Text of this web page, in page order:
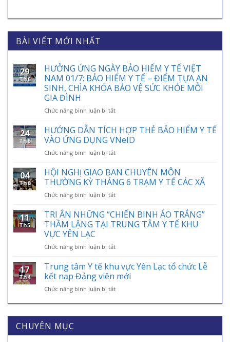
BÀI VIẾT MỚI NHẤT
29
Th6
HƯỞNG ỨNG NGÀY BẢO HIỂM Y TẾ VIỆT
NAM 01/7: BẢO HIỂM Y TẾ – ĐIỂM TỰA AN
SINH, CHÌA KHÓA BẢO VỆ SỨC KHỎE MỖI
GIA ĐÌNH
Chức năng bình luận bị tắtở
ỨNG
NGÀY
BẢO
HIỂM
TẾ
VIỆT
01/7:
HIỂM
Y
ĐIỂM
AN
SINH,
KHÓA
BẢO
MỖI
24
Th6
HƯỚNG DẪN TÍCH HỢP THẺ BẢO HIỂM Y TẾ
VÀO ỨNG DỤNG VNeID
Chức năng bình luận bị tắtở
DẪN
TÍCH
HỢP
THẺ
HIỂM
Y
ỨNG
VNeID
04
Th6
HỘI NGHỊ GIAO BAN CHUYÊN MÔN
THƯỜNG KỲ THÁNG 6 TRẠM Y TẾ CÁC XÃ
Chức năng bình luận bị tắtở
NGHỊ
GIAO
BAN
MÔN
KỲ
THÁNG
6
TRẠM
CÁC
11
Th5
TRI ÂN NHỮNG “CHIẾN BINH ÁO TRẮNG”
THẦM LẶNG TẠI TRUNG TÂM Y TẾ KHU
VỰC YÊN LẠC
Chức năng bình luận bị tắtở
ÂN
NHỮNG
“CHIẾN
BINH
THẦM
TẠI
17
Th4
Trung tâm Y tế khu vực Yên Lạc tổ chức Lễ
kết nạp Đảng viên mới
Chức năng bình luận bị tắtở
tâm
Y
CHUYÊN MỤC